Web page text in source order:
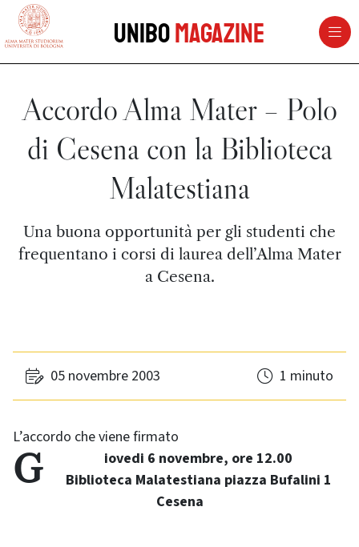
vai al contenuto della pagina
UniboMagazine
Accordo Alma Mater – Polo
di Cesena con la Biblioteca
Malatestiana
Una buona opportunità per gli studenti che
frequentano i corsi di laurea dell’Alma Mater
a Cesena.
05 novembre 2003 1 minuto
L’accordo che viene firmato
Giovedi 6 novembre, ore 12.00
Biblioteca Malatestiana piazza Bufalini 1
Cesena